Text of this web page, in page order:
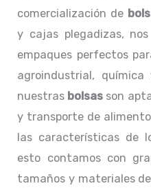
comercialización de
y cajas plegadizas,
empaques perfectos
agroindustrial,
nuestras bolsas son
y transporte de
las características de
esto contamos con
tamaños y materiales